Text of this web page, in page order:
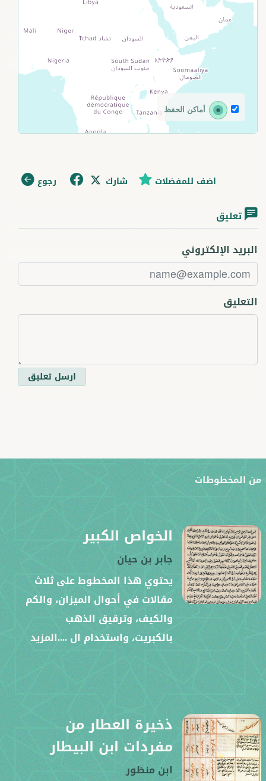
أماكن الحفظ
رجوع شارك اضف للمفضلات
تعليق
البريد الإلكتروني
التعليق
ارسل تعليق
المخطوطات
الخواص الكبير
جابر بن حيان
يحتوي هذا المخطوط على ثلاث
مقالات في أحوال الميزان، والكم
والكيف، وترقيق الذهب
بالكبريت، واستخدام ال....المزيد
ذخيرة العطار من
مفردات ابن البيطار
ابن منظور